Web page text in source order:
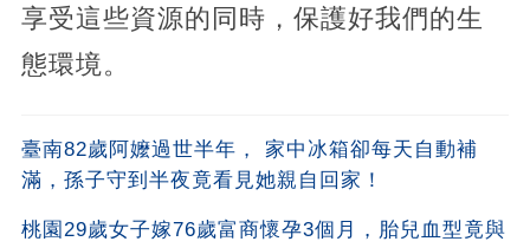
享受這些資源的同時，保護好我們的生
態環境。
臺南82歲阿嬤過世半年， 家中冰箱卻每天自動補
滿，孫子守到半夜竟看見她親自回家！
桃園29歲女子嫁76歲富商懷孕3個月，胎兒血型竟與